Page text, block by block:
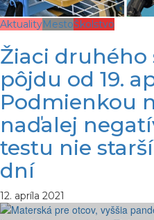
AktualityMestoŠkolstvo
Žiaci druhého
pôjdu od 19.
Podmienkou
naďalej
testu nie
dní
12. apríla 2021